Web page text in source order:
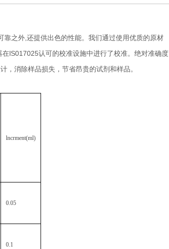
之外,还提供出色的性能。我们通过使用优质的原材
lS017025认可的校准设施中进行了校准。绝对准确度
，消除样品损失，节省昂贵的试剂和样品。
lncrment(ml)
0.05
0.1